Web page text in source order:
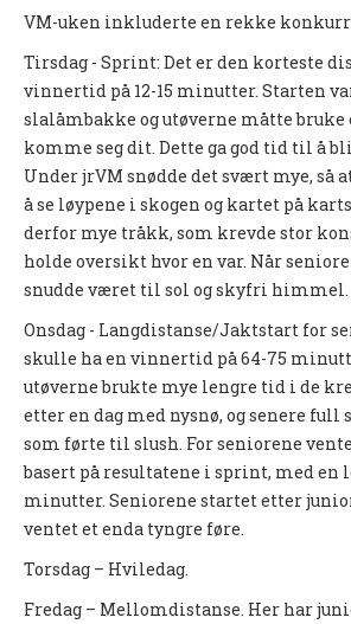
KLATRING
Nyheter
Informasjon
BLI MEDLEM!
NYHETER
INTERNPÅMELDING EVENTOR
MEDLEMSFORDELER
FORSIKRINGER
VM-uken inkluderte en rekke
Tirsdag - Sprint: Det er den korteste
vinnertid på 12-15 minutter. Starten
slalåmbakke og utøverne måtte
komme seg dit. Dette ga god tid til å
Under jrVM snødde det svært mye, så
å se løypene i skogen og kartet på
derfor mye tråkk, som krevde stor
holde oversikt hvor en var. Når
snudde været til sol og skyfri himmel.
Onsdag - Langdistanse/Jaktstart for
skulle ha en vinnertid på 64-75
utøverne brukte mye lengre tid i de
etter en dag med nysnø, og senere full
som førte til slush. For seniorene
basert på resultatene i sprint, med en
minutter. Seniorene startet etter
ventet et enda tyngre føre.
Torsdag – Hviledag.
Fredag – Mellomdistanse. Her har